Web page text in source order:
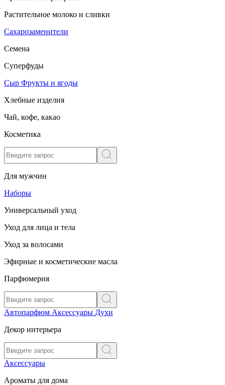
Растительное молоко и сливки
Сахарозаменители
Семена
Суперфуды
Сыр Фрукты и ягоды
Хлебные изделия
Чай, кофе, какао
Косметика
Для мужчин
Наборы
Универсальный уход
Уход для лица и тела
Уход за волосами
Эфирные и косметические масла
Парфюмерия
Автопарфюм Аксессуары Духи
Декор интерьера
Аксессуары
Ароматы для дома